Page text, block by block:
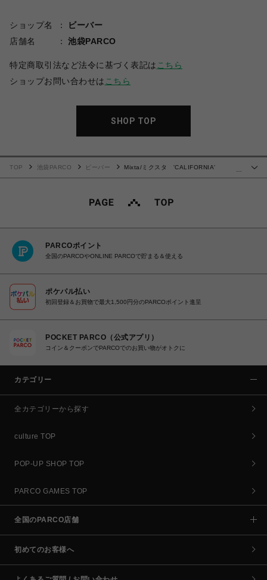
ショップ名
ビーバー
店舗名
池袋PARCO
特定商取引法など法令に基づく表記は こちら
ショップお問い合わせは こちら
SHOP TOP
TOP 池袋PARCO ビーバー
Mixta/ミクスタ 'CALIFORNIA'
PARCOポイント
全国のPARCOやONLINE PARCOで貯まる＆使える
ポケパル払い
初回登録＆お買物で最大1,500円分のPARCOポイント進呈
POCKET PARCO（公式アプリ）
コイン＆クーポンでPARCOでのお買い物がオトクに
カテゴリー
全カテゴリーから探す
culture TOP
POP-UP SHOP TOP
PARCO GAMES TOP
全国のPARCO店舗
初めてのお客様へ